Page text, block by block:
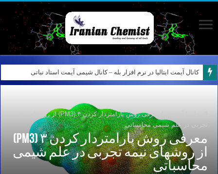
کانال آیمت ایتالیا در نرم افزار بله – کانال شیمی آیمت استاد نباتی
نمونه سوالات آیمت ایتالیا – استدلال و منطق – تفکر نقادانه – Logical reasoning – پارت ۷
معرفی روش پارامتردار کردن ۳ (PM3) از روشهای نیمه
تجربی در علم شیمی محاسباتی
معرفی روش پارامتردار کردن ۳ (PM3)
از روشهای نیمه تجربی در علم شیمی
محاسباتی